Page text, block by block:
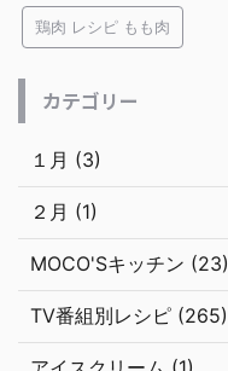
鶏肉 レシピ もも肉
カテゴリー
１月 (3)
２月 (1)
MOCO'Sキッチン (23)
TV番組別レシピ (265)